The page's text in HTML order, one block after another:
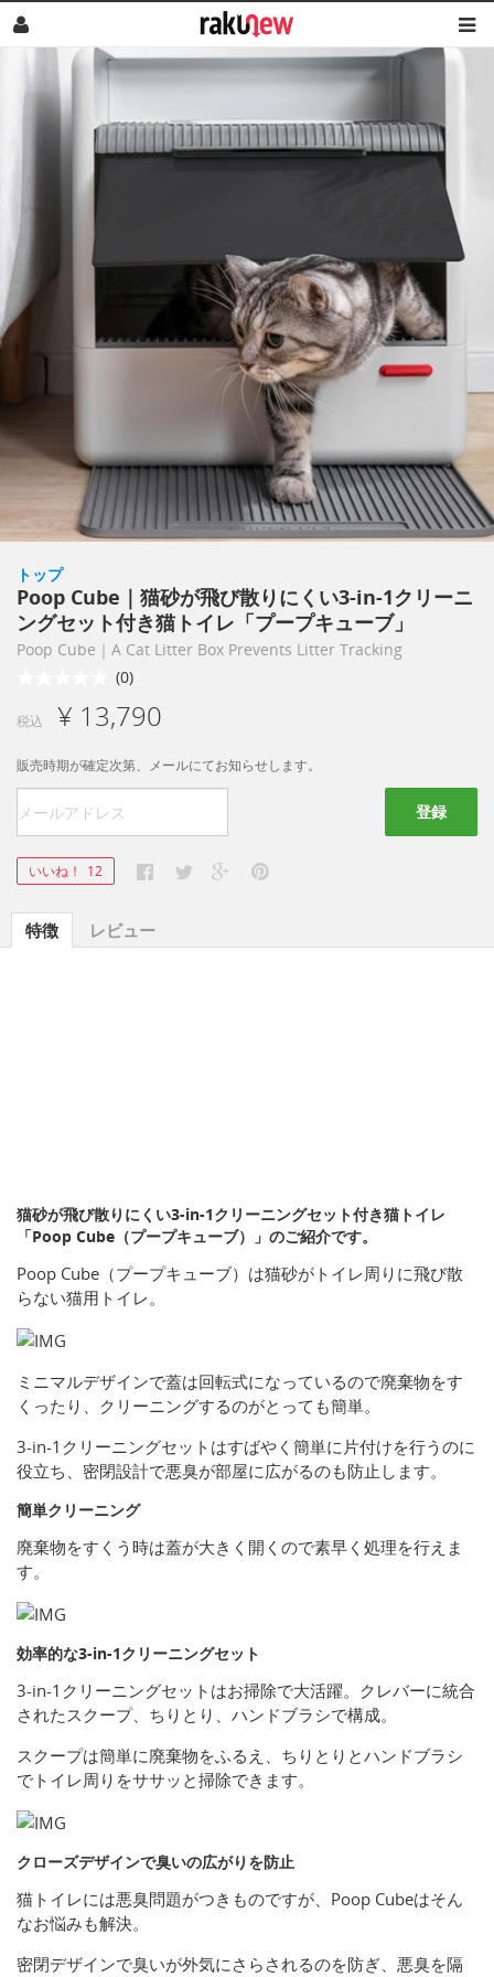
トップ
Poop Cube｜猫砂が飛び散りにくい3-in-1クリーニ
ングセット付き猫トイレ「プープキューブ」
Poop Cube｜A Cat Litter Box Prevents Litter Tracking
(0)
税込 ¥ 13,790
販売時期が確定次第、メールにてお知らせします。
登録
いいね！ 12
特徴 レビュー
猫砂が飛び散りにくい3-in-1クリーニングセット付き猫トイレ
「Poop Cube（プープキューブ）」のご紹介です。
Poop Cube（プープキューブ）は猫砂がトイレ周りに飛び散
らない猫用トイレ。
ミニマルデザインで蓋は回転式になっているので廃棄物をす
くったり、クリーニングするのがとっても簡単。
3-in-1クリーニングセットはすばやく簡単に片付けを行うのに
役立ち、密閉設計で悪臭が部屋に広がるのも防止します。
簡単クリーニング
廃棄物をすくう時は蓋が大きく開くので素早く処理を行えま
す。
効率的な3-in-1クリーニングセット
3-in-1クリーニングセットはお掃除で大活躍。クレバーに統合
されたスクープ、ちりとり、ハンドブラシで構成。
スクープは簡単に廃棄物をふるえ、ちりとりとハンドブラシ
でトイレ周りをササッと掃除できます。
クローズデザインで臭いの広がりを防止
猫トイレには悪臭問題がつきものですが、Poop Cubeはそん
なお悩みも解決。
密閉デザインで臭いが外気にさらされるのを防ぎ、悪臭を隔